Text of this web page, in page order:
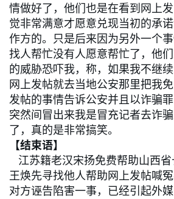
情做好了，他们也是在看到网上
觉非常满意才愿意兑现当初的承
作方的。只是后来因为另外一个
找人帮忙没有人愿意帮忙了，他
的威胁恐吓我，称，如果我不继
网上发帖就去当地公安那里把我
发帖的事情告诉公安并且以诈骗
突然间冒出来我是冒充记者去诈
了，真的是非常搞笑。
【结束语】
江苏籍老汉宋扬免费帮助山西省
王焕先寻找他人帮助网上发帖喊
对方诬告陷害一事，已经引起外